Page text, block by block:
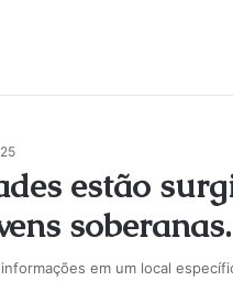
estão
soberanas.
em um local